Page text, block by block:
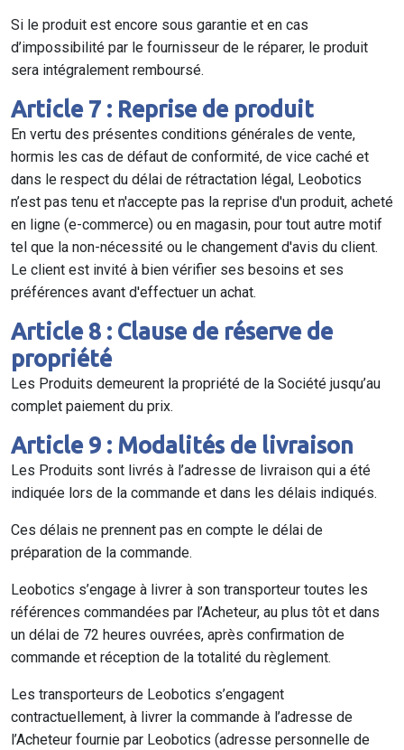
Si le produit est encore sous garantie et en cas
d’impossibilité par le fournisseur de le réparer, le produit
sera intégralement remboursé.
Article 7 : Reprise de produit
En vertu des présentes conditions générales de vente,
hormis les cas de défaut de conformité, de vice caché et
dans le respect du délai de rétractation légal, Leobotics
n’est pas tenu et n'accepte pas la reprise d'un produit, acheté
en ligne (e-commerce) ou en magasin, pour tout autre motif
tel que la non-nécessité ou le changement d'avis du client.
Le client est invité à bien vérifier ses besoins et ses
préférences avant d'effectuer un achat.
Article 8 : Clause de réserve de
propriété
Les Produits demeurent la propriété de la Société jusqu’au
complet paiement du prix.
Article 9 : Modalités de livraison
Les Produits sont livrés à l’adresse de livraison qui a été
indiquée lors de la commande et dans les délais indiqués.
Ces délais ne prennent pas en compte le délai de
préparation de la commande.
Leobotics s’engage à livrer à son transporteur toutes les
références commandées par l’Acheteur, au plus tôt et dans
un délai de 72 heures ouvrées, après confirmation de
commande et réception de la totalité du règlement.
Les transporteurs de Leobotics s’engagent
contractuellement, à livrer la commande à l’adresse de
l’Acheteur fournie par Leobotics (adresse personnelle de